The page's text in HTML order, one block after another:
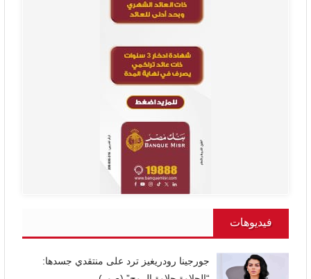
فيديوهات
جورجينا رودريغيز ترد على منتقدي جسدها: